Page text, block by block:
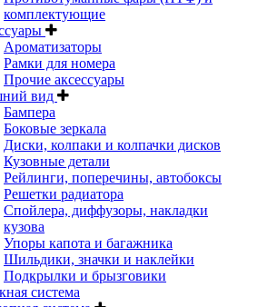
комплектующие
Ароматизаторы
Рамки для номера
Прочие аксессуары
вид
Бампера
Боковые зеркала
Диски, колпаки и колпачки дисков
Кузовные детали
Рейлинги, поперечины, автобоксы
Решетки радиатора
Спойлера, диффузоры, накладки
кузова
Упоры капота и багажника
Шильдики, значки и наклейки
Подкрылки и брызговики
система